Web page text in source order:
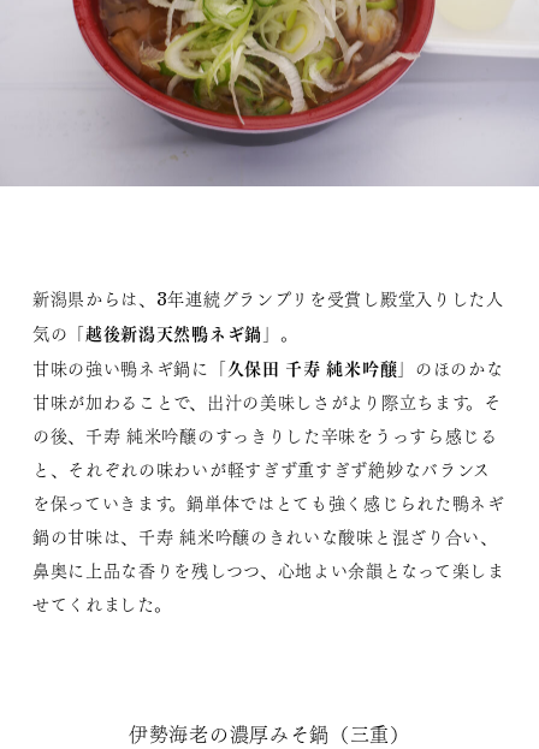
新潟県からは、3年連続グランプリを受賞し殿堂入りした人
気の「越後新潟天然鴨ネギ鍋 」。
甘味の強い鴨ネギ鍋に「久保田 千寿 純米吟醸」のほのかな
甘味が加わることで、出汁の美味しさがより際立ちます。そ
の後、千寿 純米吟醸のすっきりした辛味をうっすら感じる
と、それぞれの味わいが軽すぎず重すぎず絶妙なバランス
を保っていきます。鍋単体ではとても強く感じられた鴨ネギ
鍋の甘味は、千寿 純米吟醸のきれいな酸味と混ざり合い、
鼻奥に上品な香りを残しつつ、心地よい余韻となって楽しま
せてくれました。
伊勢海老の濃厚みそ鍋（三重）